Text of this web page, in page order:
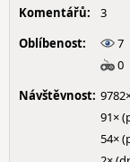
Komentářů:
3
Oblíbenost:
7
0
Návštěvnost:
91×
54×